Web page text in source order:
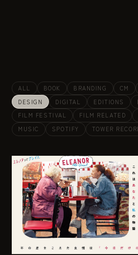
ALL BOOK BRANDING CM
DESIGN
DIGITAL EDITIONS
FILM FESTIVAL
FILM RELATED
MUSIC
SPOTIFY TOWER